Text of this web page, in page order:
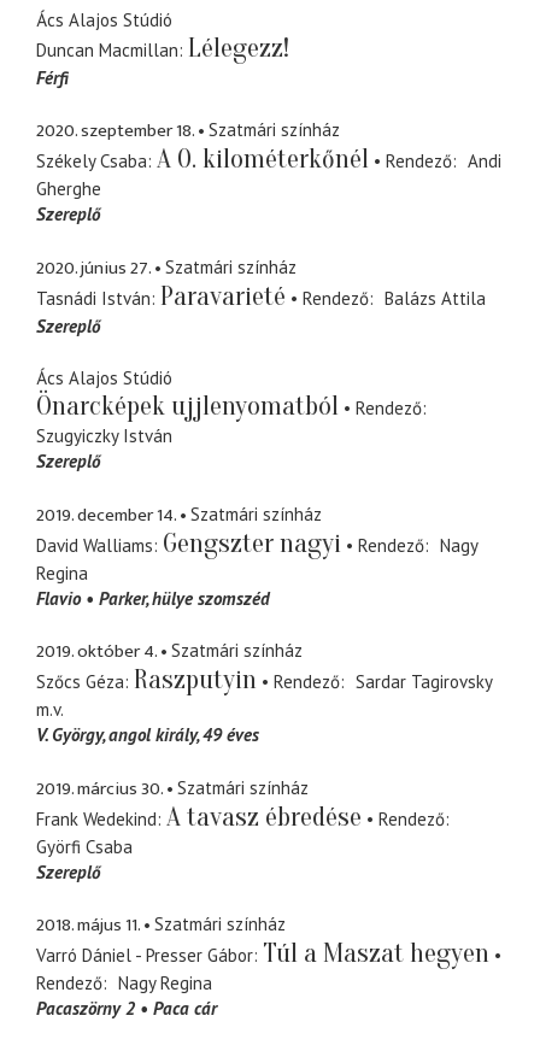
Ács Alajos Stúdió
Duncan Macmillan Lélegezz!
Férfi
2020. szeptember 18.
Szatmári színház
Székely Csaba A 0. kilométerkőnél Rendező
Andi
Gherghe
Szereplő
2020. június 27.
Szatmári színház
Tasnádi István Paravarieté Rendező
Balázs Attila
Szereplő
Ács Alajos Stúdió
Önarcképek ujjlenyomatból
Rendező
Szugyiczky István
Szereplő
2019. december 14.
Szatmári színház
David Walliams Gengszter nagyi Rendező
Nagy
Regina
Flavio
Parker hülye szomszéd
2019. október 4.
Szatmári színház
Szőcs Géza Raszputyin Rendező
Sardar Tagirovsky
m.v.
V. György angol király, 49 éves
2019. március 30.
Szatmári színház
Frank Wedekind A tavasz ébredése
Rendező
Györfi Csaba
Szereplő
2018. május 11.
Szatmári színház
Varró Dániel - Presser Gábor Túl a Maszat hegyen
Rendező
Nagy Regina
Pacaszörny 2
Paca cár